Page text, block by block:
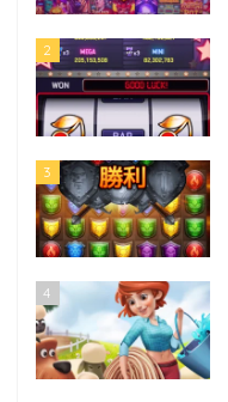
2
3
4